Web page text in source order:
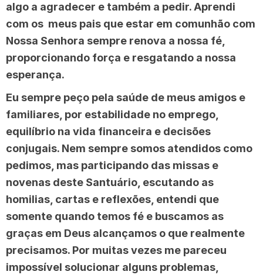
algo a agradecer e também a pedir. Aprendi
com os meus pais que estar em comunhão com
Nossa Senhora sempre renova a nossa fé,
proporcionando força e resgatando a nossa
esperança.
Eu sempre peço pela saúde de meus amigos e
familiares, por estabilidade no emprego,
equilíbrio na vida financeira e decisões
conjugais. Nem sempre somos atendidos como
pedimos, mas participando das missas e
novenas deste Santuário, escutando as
homilias, cartas e reflexões, entendi que
somente quando temos fé e buscamos as
graças em Deus alcançamos o que realmente
precisamos. Por muitas vezes me pareceu
impossível solucionar alguns problemas,